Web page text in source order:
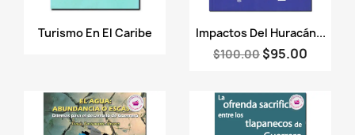
Vista rápida
Turismo En El Caribe Vista rápida
Impactos Del Huracán...
$100.00 $95.00